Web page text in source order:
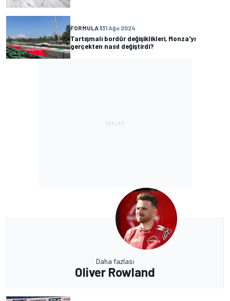
FORMULA 131 Ağu 2024
Tartışmalı bordür değişiklikleri, Monza'yı
gerçekten nasıl değiştirdi?
Daha fazlası
Oliver Rowland